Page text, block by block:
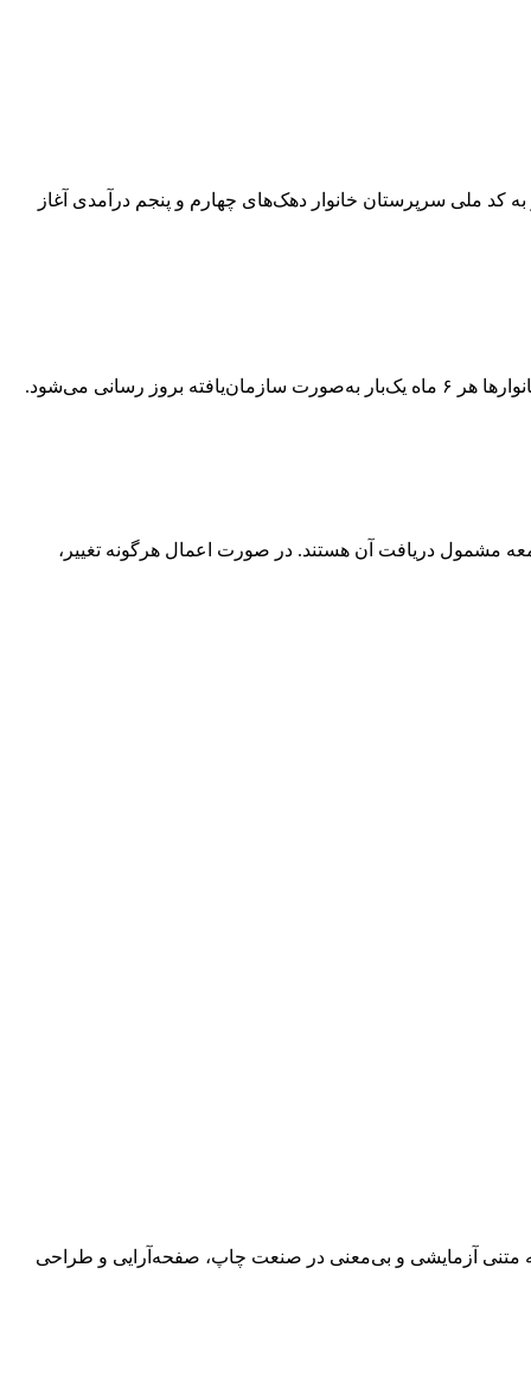
الکترونیکی با اختصاص اعتبار به کد ملی سرپرستان خانوار دهک‌های چهارم و پنجم درآمدی آغاز
که در حال حاضر، تغییری در دهک‌بندی مشمولان کالابرگ ایجاد نشده و همچنان ۷ دهک نخست جامعه مشمول دریافت آن هستند. در صورت اعمال هرگونه تغییر،
متنی آزمایشی و بی‌معنی در صنعت چاپ، صفحه‌آرایی و طراحی